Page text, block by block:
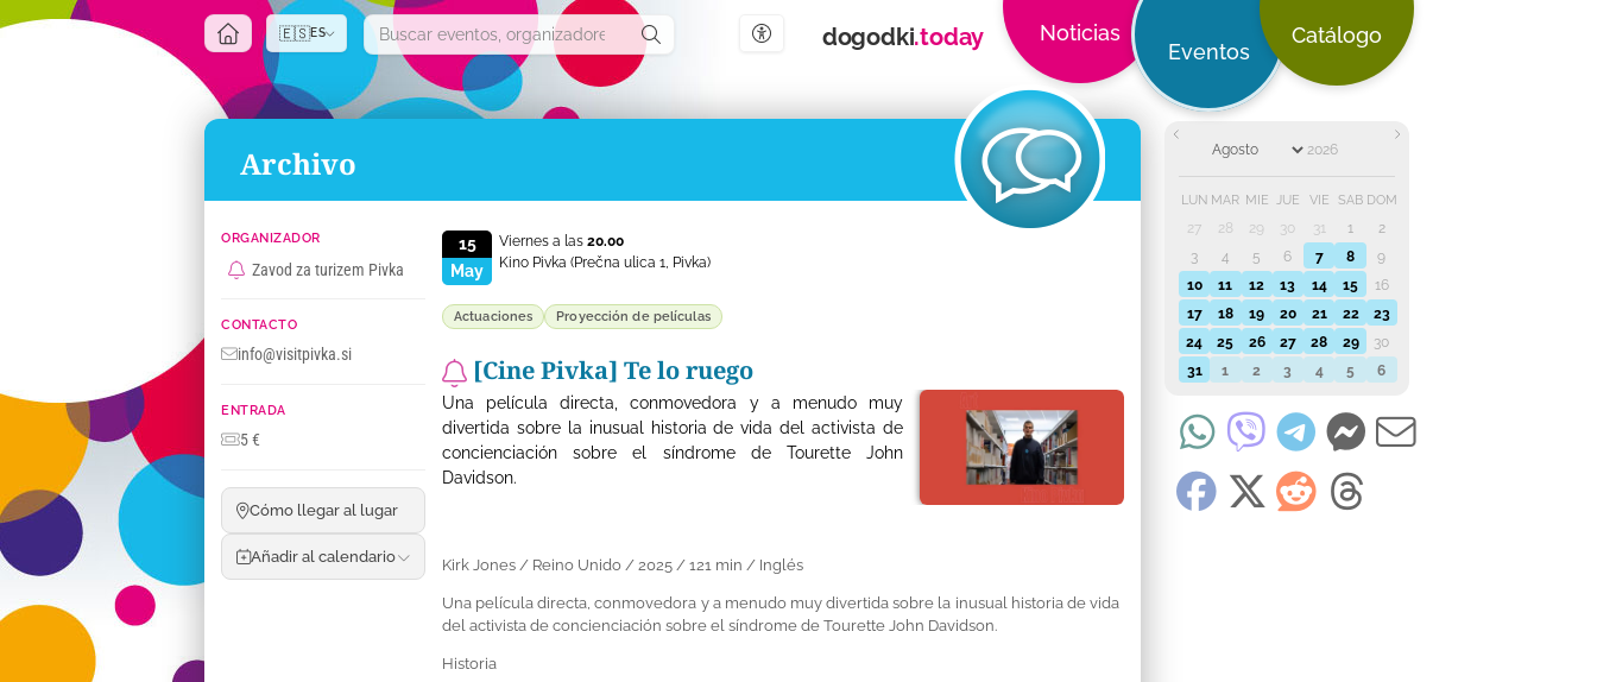
🇪🇸ES
Configuración de accesibilidad
dogodki.today Noticias
Eventos
Catálogo
Archivo
ORGANIZADOR
Zavod za turizem Pivka
CONTACTO
info@visitpivka.si
ENTRADA
5 €
Cómo llegar al lugar
Añadir al calendario
15
May
Viernes a las 20.00
Kino Pivka (Prečna ulica 1, Pivka)
Actuaciones Proyección de películas
[Cine Pivka] Te lo ruego
Una película directa, conmovedora y a menudo muy
divertida sobre la inusual historia de vida del activista de
concienciación sobre el síndrome de Tourette John
Davidson.
Kirk Jones / Reino Unido / 2025 / 121 min / Inglés
Una película directa, conmovedora y a menudo muy divertida sobre la inusual historia de vida
del activista de concienciación sobre el síndrome de Tourette John Davidson.
Historia
LUN MAR MIÉ JUE VIE SÁB DOM
27 28 29 30 31 1
2
3
4 5 6 7 8
9
10
11 12 13 14 15
16
17
18 19 20 21 22
23
24
25 26 27 28 29
30
31
1 2 3 4 5 6